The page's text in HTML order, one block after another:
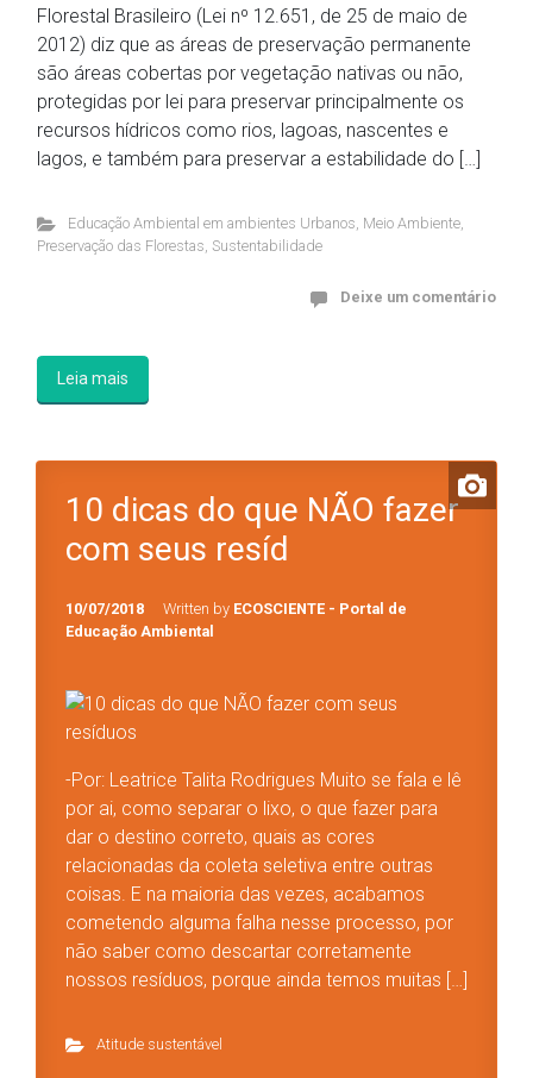
Florestal Brasileiro (Lei nº 12.651, de 25 de maio de
2012) diz que as áreas de preservação permanente
são áreas cobertas por vegetação nativas ou não,
protegidas por lei para preservar principalmente os
recursos hídricos como rios, lagoas, nascentes e
lagos, e também para preservar a estabilidade do […]
Educação Ambiental em ambientes Urbanos, Meio Ambiente,
Preservação das Florestas, Sustentabilidade
Deixe um comentário
Leia mais
10 dicas do que NÃO fazer
com seus resíd
10/07/2018 Written by ECOSCIENTE - Portal de
Educação Ambiental
-Por: Leatrice Talita Rodrigues Muito se fala e lê
por ai, como separar o lixo, o que fazer para
dar o destino correto, quais as cores
relacionadas da coleta seletiva entre outras
coisas. E na maioria das vezes, acabamos
cometendo alguma falha nesse processo, por
não saber como descartar corretamente
nossos resíduos, porque ainda temos muitas […]
Atitude sustentável